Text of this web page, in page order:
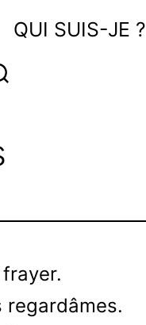
QUI SUIS-JE ?
regardâmes.